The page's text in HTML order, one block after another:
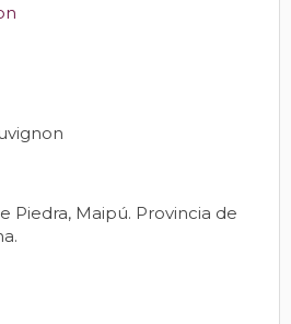
Piedra, Maipú. Provincia de